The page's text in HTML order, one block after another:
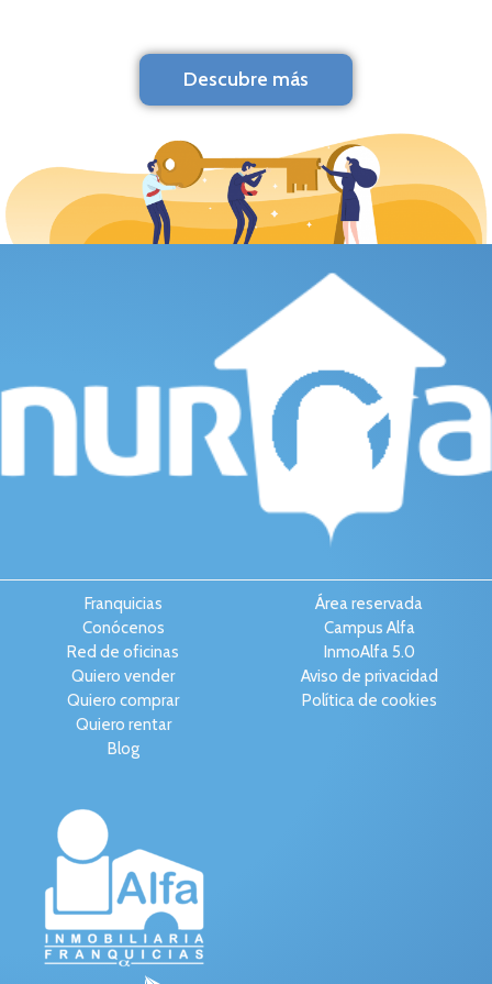
Descubre más
Franquicias
Conócenos
Red de oficinas
Quiero vender
Quiero comprar
Quiero rentar
Blog
Área reservada
Campus Alfa
InmoAlfa 5.0
Aviso de privacidad
Política de cookies